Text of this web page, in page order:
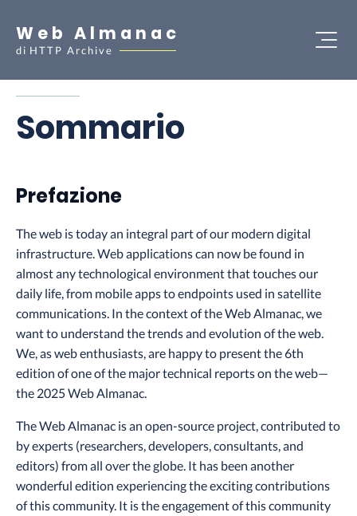
Web Almanac
di HTTP Archive
Sommario
Prefazione
The web is today an integral part of our modern digital
infrastructure. Web applications can now be found in
almost any technological environment that touches our
daily life, from mobile apps to endpoints used in satellite
communications. In the context of the Web Almanac, we
want to understand the trends and evolution of the web.
We, as web enthusiasts, are happy to present the 6th
edition of one of the major technical reports on the web—
the 2025 Web Almanac.
The Web Almanac is an open-source project, contributed to
by experts (researchers, developers, consultants, and
editors) from all over the globe. It has been another
wonderful edition experiencing the exciting contributions
of this community. It is the engagement of this community